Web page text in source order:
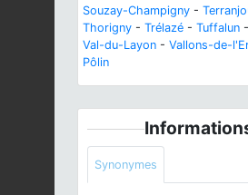
Souzay-Champigny -
Thorigny - Trélazé - Tuffalun -
Val-du-Layon - Vallons-de-
Pôlin
Synonymes